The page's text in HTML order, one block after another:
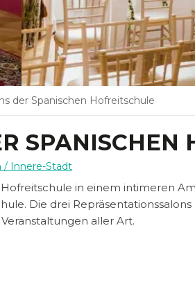
der Spanischen Hofreitschule
SPANISCHEN
/ Innere-Stadt
Hofreitschule in einem intimeren
Die drei
aller Art.